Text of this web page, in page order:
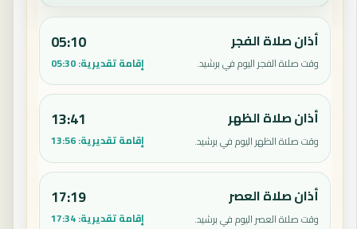
أذان صلاة الفجر
وقت صلاة الفجر اليوم في برشيد.
05:10
إقامة تقديرية:05:30
أذان صلاة الظهر
وقت صلاة الظهر اليوم في برشيد.
13:41
إقامة تقديرية:13:56
أذان صلاة العصر
وقت صلاة العصر اليوم في برشيد.
17:19
إقامة تقديرية:17:34